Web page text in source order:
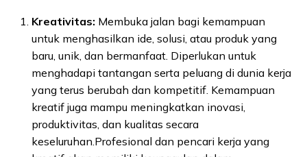
Kreativitas: Membuka jalan bagi kemampuan
untuk menghasilkan ide, solusi, atau produk yang
baru, unik, dan bermanfaat. Diperlukan untuk
menghadapi tantangan serta peluang di dunia kerja
yang terus berubah dan kompetitif. Kemampuan
kreatif juga mampu meningkatkan inovasi,
produktivitas, dan kualitas secara
keseluruhan.Profesional dan pencari kerja yang